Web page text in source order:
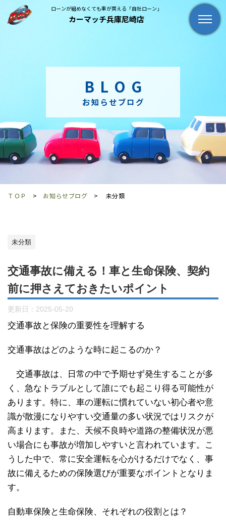
ローンが組めなくても車が買える「自社ローン」
カーマッチ兵庫尼崎店
BLOG
お知らせブログ
ＴＯＰ お知らせブログ 未分類
未分類
交通事故に備える！車と生命保険、契約
前に押さえておきたいポイント
更新日： 2025-05-20
交通事故と保険の重要性を理解する
交通事故はどのような時に起こるのか？
交通事故は、日常の中で予期せず発生することが多
く、急なトラブルとして誰にでも起こり得る可能性が
あります。特に、車の運転に慣れていない初心者や意
識が散漫になりやすい交通量の多い状況ではリスクが
高まります。また、天候不良時や道路の整備状況が悪
い場合にも事故が増加しやすいと言われています。こ
うした中で、常に安全運転を心がけるだけでなく、事
故に備えるための保険選びが重要なポイントとなりま
す。
自動車保険と生命保険、それぞれの役割とは？